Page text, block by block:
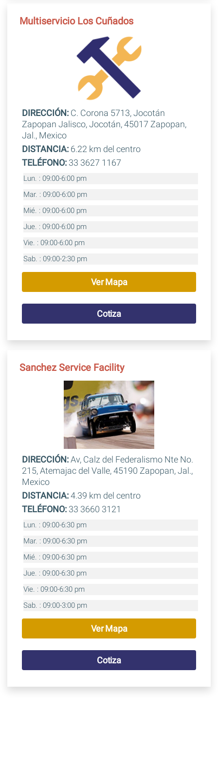
Multiservicio Los Cuñados
DIRECCIÓN:C. Corona 5713, Jocotán
Zapopan Jalisco, Jocotán, 45017 Zapopan,
Jal., Mexico
DISTANCIA:6.22 km del centro
TELÉFONO:33 3627 1167
Lun. : 09:00-6:00 pm
Mar. : 09:00-6:00 pm
Mié. : 09:00-6:00 pm
Jue. : 09:00-6:00 pm
Vie. : 09:00-6:00 pm
Sab. : 09:00-2:30 pm
Ver Mapa
Cotiza
Sanchez Service Facility
DIRECCIÓN:Av, Calz del Federalismo Nte No.
215, Atemajac del Valle, 45190 Zapopan, Jal.,
Mexico
DISTANCIA:4.39 km del centro
TELÉFONO:33 3660 3121
Lun. : 09:00-6:30 pm
Mar. : 09:00-6:30 pm
Mié. : 09:00-6:30 pm
Jue. : 09:00-6:30 pm
Vie. : 09:00-6:30 pm
Sab. : 09:00-3:00 pm
Ver Mapa
Cotiza